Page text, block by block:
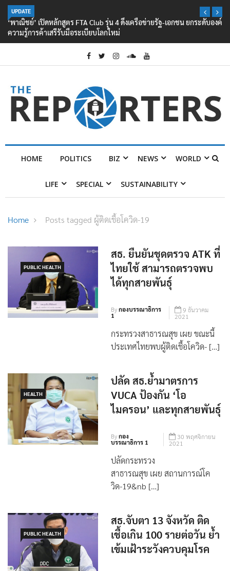
UPDATE
‘พาณิชย์’ เปิดหลักสูตร FTA Club รุ่น 4 ดึงเครือข่ายรัฐ-เอกชน ยกระดับองค์
ความรู้การค้าเสรีรับมือระเบียบโลกใหม่
HOME POLITICS BIZ NEWS WORLD
LIFE SPECIAL SUSTAINABILITY
Home Posts tagged ผู้ติดเชื้อโควิด-19
PUBLIC HEALTH
สธ. ยืนยันชุดตรวจ ATK ที่
ไทยใช้ สามารถตรวจพบ
ได้ทุกสายพันธุ์
Byกองบรรณาธิการ
1
9 ธันวาคม
2021
กระทรวงสาธารณสุข เผย ขณะนี้
ประเทศไทยพบผู้ติดเชื้อโควิด- […]
HEALTH
ปลัด สธ.ย้ำมาตรการ
VUCA ป้องกัน ‘โอ
ไมครอน’ และทุกสายพันธุ์
Byกอง
บรรณาธิการ 1
30 พฤศจิกายน
2021
ปลัดกระทรวง
สาธารณสุข เผย สถานการณ์โค
วิด-19&nb […]
PUBLIC HEALTH
สธ.จับตา 13 จังหวัด ติด
เชื้อเกิน 100 รายต่อวัน ย้ำ
เข้มเฝ้าระวังควบคุมโรค